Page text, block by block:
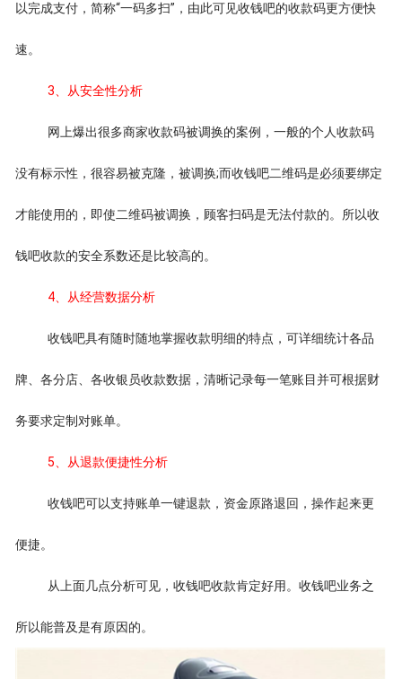
以完成支付，简称“一码多扫”，由此可见收钱吧的收款码更方便快
速。
3、从安全性分析
网上爆出很多商家收款码被调换的案例，一般的个人收款码
没有标示性，很容易被克隆，被调换;而收钱吧二维码是必须要绑定
才能使用的，即使二维码被调换，顾客扫码是无法付款的。所以收
钱吧收款的安全系数还是比较高的。
4、从经营数据分析
收钱吧具有随时随地掌握收款明细的特点，可详细统计各品
牌、各分店、各收银员收款数据，清晰记录每一笔账目并可根据财
务要求定制对账单。
5、从退款便捷性分析
收钱吧可以支持账单一键退款，资金原路退回，操作起来更
便捷。
从上面几点分析可见，收钱吧收款肯定好用。收钱吧业务之
所以能普及是有原因的。